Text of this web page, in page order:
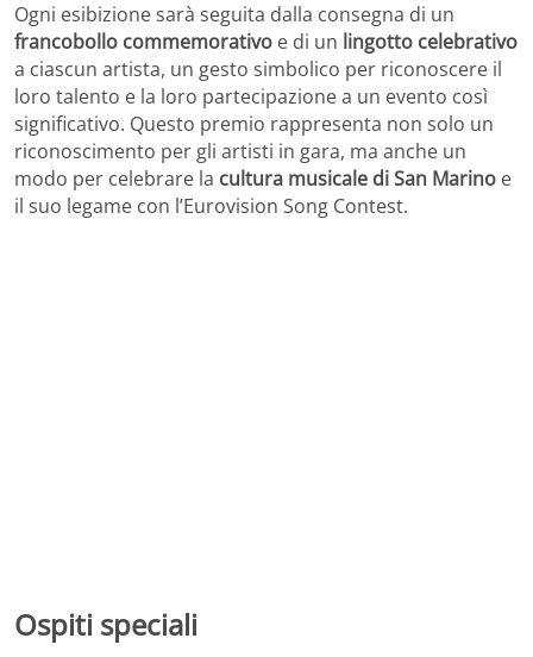
Ogni esibizione sarà seguita dalla consegna di un
francobollo commemorativo e di un lingotto celebrativo
a ciascun artista, un gesto simbolico per riconoscere il
loro talento e la loro partecipazione a un evento così
significativo. Questo premio rappresenta non solo un
riconoscimento per gli artisti in gara, ma anche un
modo per celebrare la cultura musicale di San Marino e
il suo legame con l’Eurovision Song Contest.
Ospiti speciali